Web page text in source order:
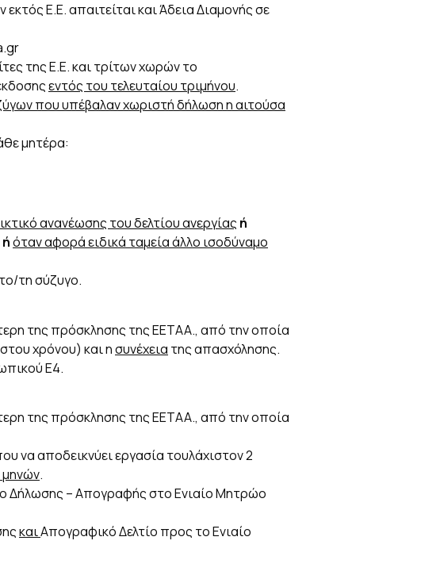
Ε.Ε. απαιτείται και Άδεια Διαμονής σε
της Ε.Ε. και τρίτων χωρών το
εντός του τελευταίου τριμήνου.
που υπέβαλαν χωριστή δήλωση η αιτούσα
μητέρα:
ανανέωσης του δελτίου ανεργίας ή
ήόταν αφορά ειδικά ταμεία άλλο ισοδύναμο
τη σύζυγο.
της πρόσκλησης της ΕΕΤΑΑ., από την οποία
χρόνου) και ησυνέχεια της απασχόλησης.
Ε4.
της πρόσκλησης της ΕΕΤΑΑ., από την οποία
να αποδεικνύει εργασία τουλάχιστον 2
μηνών.
Δήλωσης – Απογραφής στο Ενιαίο Μητρώο
καιΑπογραφικό Δελτίο προς το Ενιαίο